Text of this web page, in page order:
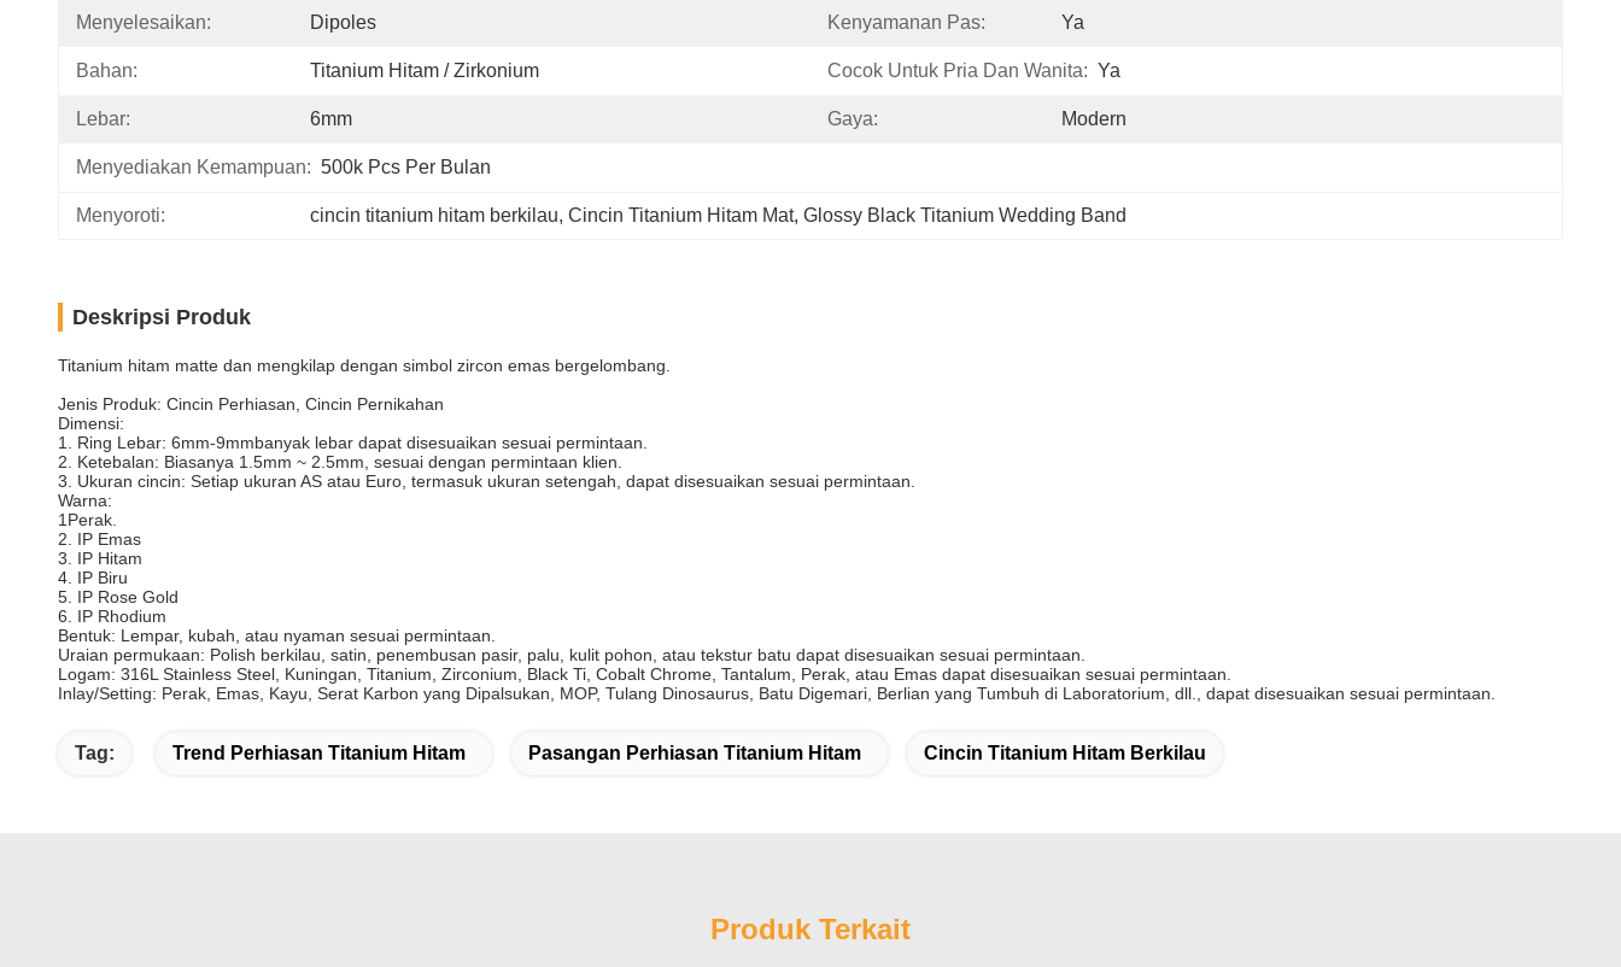
Menyelesaikan: Dipoles Kenyamanan Pas: Ya
Bahan: Titanium Hitam / Zirkonium Cocok Untuk Pria Dan Wanita: Ya
Lebar: 6mm Gaya: Modern
Menyediakan Kemampuan: 500k Pcs Per Bulan
Menyoroti: cincin titanium hitam berkilau, Cincin Titanium Hitam Mat, Glossy Black Titanium Wedding Band
Deskripsi Produk
Titanium hitam matte dan mengkilap dengan simbol zircon emas bergelombang.
Jenis Produk: Cincin Perhiasan, Cincin Pernikahan
Dimensi:
1. Ring Lebar: 6mm-9mmbanyak lebar dapat disesuaikan sesuai permintaan.
2. Ketebalan: Biasanya 1.5mm ~ 2.5mm, sesuai dengan permintaan klien.
3. Ukuran cincin: Setiap ukuran AS atau Euro, termasuk ukuran setengah, dapat disesuaikan sesuai permintaan.
Warna:
1Perak.
2. IP Emas
3. IP Hitam
4. IP Biru
5. IP Rose Gold
6. IP Rhodium
Bentuk: Lempar, kubah, atau nyaman sesuai permintaan.
Uraian permukaan: Polish berkilau, satin, penembusan pasir, palu, kulit pohon, atau tekstur batu dapat disesuaikan sesuai permintaan.
Logam: 316L Stainless Steel, Kuningan, Titanium, Zirconium, Black Ti, Cobalt Chrome, Tantalum, Perak, atau Emas dapat disesuaikan sesuai permintaan.
Inlay/Setting: Perak, Emas, Kayu, Serat Karbon yang Dipalsukan, MOP, Tulang Dinosaurus, Batu Digemari, Berlian yang Tumbuh di Laboratorium, dll., dapat disesuaikan sesuai permintaan.
Tag: Trend Perhiasan Titanium Hitam Pasangan Perhiasan Titanium Hitam Cincin Titanium Hitam Berkilau
Produk Terkait